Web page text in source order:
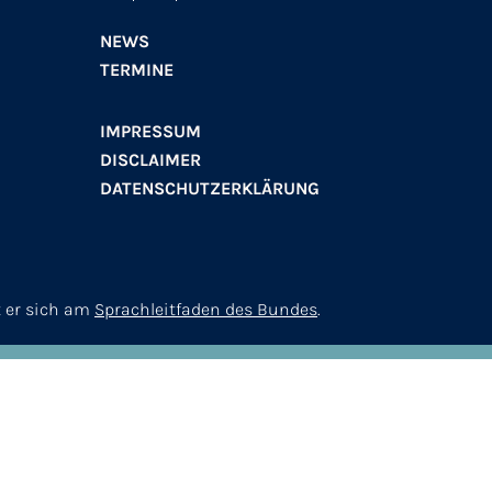
NEWS
TERMINE
IMPRESSUM
DISCLAIMER
DATENSCHUTZERKLÄRUNG
er sich am Sprachleitfaden des Bundes.